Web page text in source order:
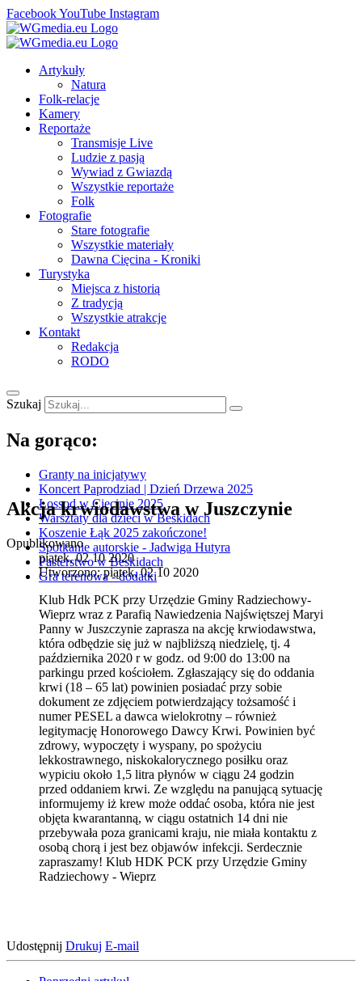
FacebookYouTube Instagram
Artykuły
Natura
Folk-relacje
Kamery
Reportaże
Transmisje Live
Ludzie z pasją
Wywiad z Gwiazdą
Wszystkie reportaże
Folk
Fotografie
Stare fotografie
Wszystkie materiały
Dawna Cięcina - Kroniki
Turystyka
Miejsca z historią
Z tradycją
Wszystkie atrakcje
Kontakt
Redakcja
RODO
Szukaj
Na gorąco:
Granty na inicjatywy
Koncert Paprodziad | Dzień Drzewa 2025
Łossod w Cięcinie 2025
Warsztaty dla dzieci w Beskidach
Koszenie Łąk 2025 zakończone!
Spotkanie autorskie - Jadwiga Hutyra
Pasterstwo w Beskidach
Gra terenowa - dodatki
Akcja krwiodawstwa w Juszczynie
Opublikowano
piątek, 02 10 2020
Utworzono: piątek, 02 10 2020
Klub Hdk PCK przy Urzędzie Gminy Radziechowy-
Wieprz wraz z Parafią Nawiedzenia Najświętszej Maryi
Panny w Juszczynie zaprasza na akcję krwiodawstwa,
która odbędzie się już w najbliższą niedzielę, tj. 4
października 2020 r w godz. od 9:00 do 13:00 na
parkingu przed kościołem. Zgłaszający się do oddania
krwi (18 – 65 lat) powinien posiadać przy sobie
dokument ze zdjęciem potwierdzający tożsamość i
numer PESEL a dawca wielokrotny – również
legitymację Honorowego Dawcy Krwi. Powinien być
zdrowy, wypoczęty i wyspany, po spożyciu
lekkostrawnego, niskokalorycznego posiłku oraz
wypiciu około 1,5 litra płynów w ciągu 24 godzin
przed oddaniem krwi. Ze względu na panującą sytuację
informujemy iż krew może oddać osoba, która nie jest
objęta kwarantanną, w ciągu ostatnich 14 dni nie
przebywała poza granicami kraju, nie miała kontaktu z
osobą chorą i jest bez objawów infekcji. Serdecznie
zapraszamy! Klub HDK PCK przy Urzędzie Gminy
Radziechowy - Wieprz
Udostępnij Drukuj E-mail